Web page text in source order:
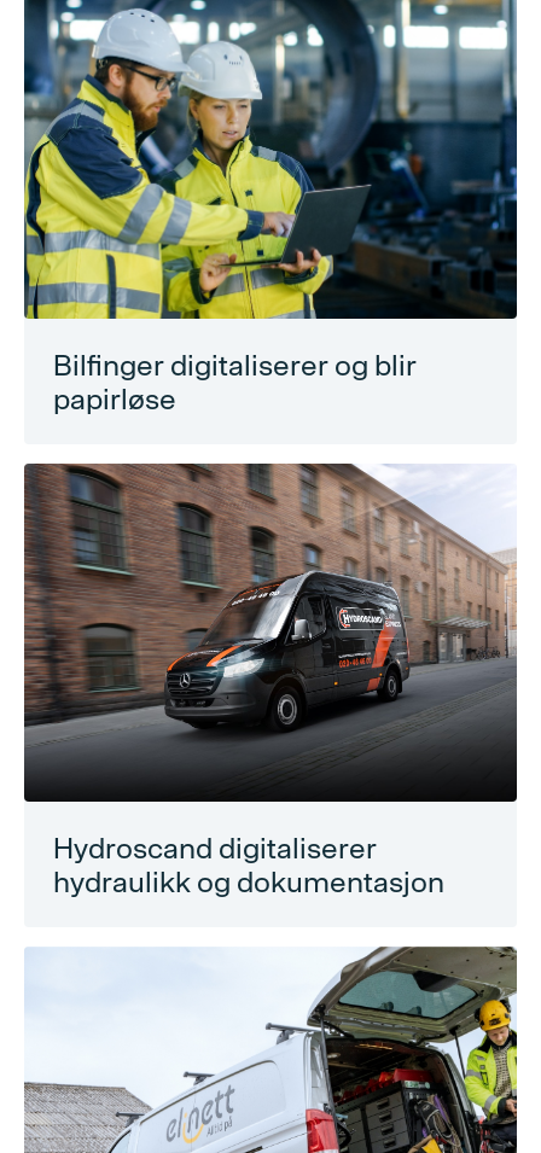
Bilfinger digitaliserer og blir
papirløse
Hydroscand digitaliserer
hydraulikk og dokumentasjon